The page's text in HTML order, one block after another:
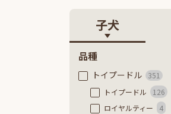
子犬
品種
トイプードル
351
トイプードル
126
ロイヤルティー
4